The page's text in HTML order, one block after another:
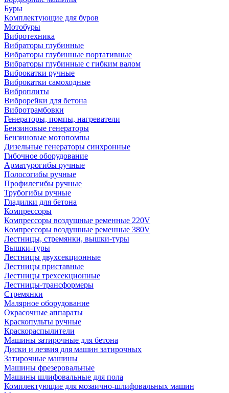
Буры
Комплектующие для буров
Мотобуры
Вибротехника
Вибраторы глубинные
Вибраторы глубинные портативные
Вибраторы глубинные с гибким валом
Виброкатки ручные
Виброкатки самоходные
Виброплиты
Виброрейки для бетона
Вибротрамбовки
Генераторы, помпы, нагреватели
Бензиновые генераторы
Бензиновые мотопомпы
Дизельные генераторы синхронные
Гибочное оборудование
Арматурогибы ручные
Полосогибы ручные
Профилегибы ручные
Трубогибы ручные
Гладилки для бетона
Компрессоры
Компрессоры воздушные ременные 220V
Компрессоры воздушные ременные 380V
Лестницы, стремянки, вышки-туры
Вышки-туры
Лестницы двухсекционные
Лестницы приставные
Лестницы трехсекционные
Лестницы-трансформеры
Стремянки
Малярное оборудование
Окрасочные аппараты
Краскопульты ручные
Краскораспылители
Машины затирочные для бетона
Диски и лезвия для машин затирочных
Затирочные машины
Машины фрезеровальные
Машины шлифовальные для пола
Комплектующие для мозаично-шлифовальных машин